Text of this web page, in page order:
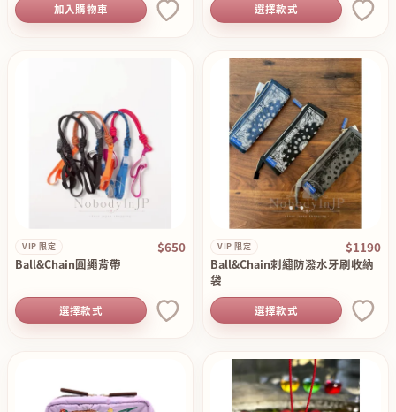
加入購物車 選擇款式
VIP 限定 $650
Ball&Chain圓繩背帶
選擇款式
VIP 限定 $1190
Ball&Chain刺繡防潑水牙刷收納
袋
選擇款式